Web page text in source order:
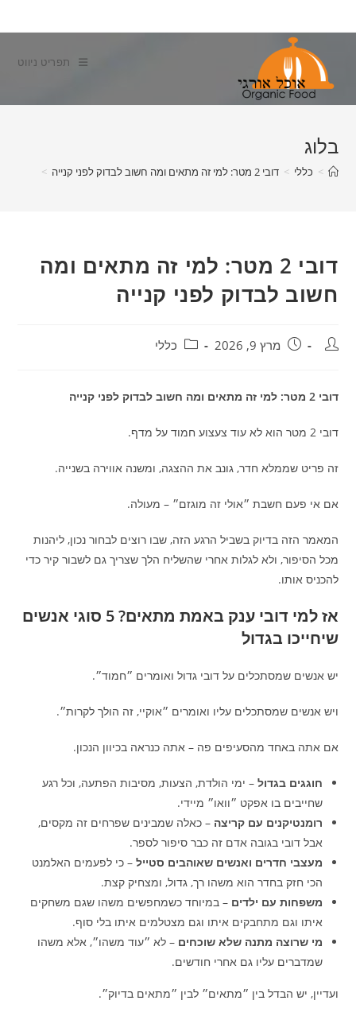
to
תפריט ניווט
בלוג
> כללי > דובי 2 מטר: למי זה מתאים ומה חשוב לבדוק לפני קנייה >
דובי 2 מטר: למי זה מתאים ומה
חשוב לבדוק לפני קנייה
מחבר: פורסם:
מרץ 9, 2026 קטגוריה:
כללי
דובי 2 מטר: למי זה מתאים ומה חשוב לבדוק לפני קנייה
דובי 2 מטר הוא לא עוד צעצוע חמוד על מדף.
זה פריט שממלא חדר, גונב את ההצגה, ומשנה אווירה בשנייה.
אם אי פעם חשבת ״אולי זה מוגזם״ – מעולה.
המאמר הזה בדיוק בשביל הרגע הזה, שבו רוצים לבחור נכון, ליהנות
מכל הסיפור, ולא לגלות אחרי שהשליח הלך שצריך גם לשבור קיר כדי
להכניס אותו.
אז למי דובי ענק באמת מתאים? 5 סוגי אנשים
שיחייכו בגדול
יש אנשים שמסתכלים על דובי גדול ואומרים ״חמוד״.
ויש אנשים שמסתכלים עליו ואומרים ״אוקיי, זה הולך לקרות״.
אם אתה באחד מהסעיפים פה – אתה כנראה בכיוון הנכון.
חוגגים בגדול – ימי הולדת, הצעות, מסיבות הפתעה, וכל רגע
שחייבים בו אפקט ״וואו״ מיידי.
רומנטיקנים עם קריצה – כאלה שמבינים שפרחים זה מקסים,
אבל דובי בגובה אדם זה כבר סיפור לספר.
מעצבי חדרים ואנשים שאוהבים סטייל – כי לפעמים האלמנט
הכי חזק בחדר הוא משהו רך, גדול, ומצחיק קצת.
משפחות עם ילדים – במיוחד כשמחפשים משהו שגם משחקים
איתו וגם מתחבקים איתו וגם מצטלמים איתו בלי סוף.
מי שרוצה מתנה שלא שוכחים – לא ״עוד משהו״, אלא משהו
שמדברים עליו גם אחרי חודשים.
ועדיין, יש הבדל בין ״מתאים״ לבין ״מתאים בדיוק״.